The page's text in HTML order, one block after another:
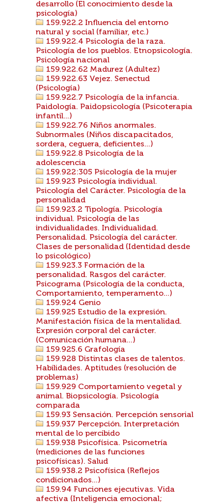
desarrollo (El conocimiento desde la
psicología)
159.922.2 Influencia del entorno
natural y social (familiar, etc.)
159.922.4 Psicología de la raza.
Psicología de los pueblos. Etnopsicología.
Psicología nacional
159.922.62 Madurez (Adultez)
159.922.63 Vejez. Senectud
(Psicología)
159.922.7 Psicología de la infancia.
Paidología. Paidopsicología (Psicoterapia
infantil...)
159.922.76 Niños anormales.
Subnormales (Niños discapacitados,
sordera, ceguera, deficientes...)
159.922.8 Psicología de la
adolescencia
159.922:305 Psicología de la mujer
159.923 Psicología individual.
Psicología del Carácter. Psicología de la
personalidad
159.923.2 Tipología. Psicología
individual. Psicología de las
individualidades. Individualidad.
Personalidad. Psicología del carácter.
Clases de personalidad (Identidad desde
lo psicológico)
159.923.3 Formación de la
personalidad. Rasgos del carácter.
Psicograma (Psicología de la conducta,
Comportamiento, temperamento...)
159.924 Genio
159.925 Estudio de la expresión.
Manifestación física de la mentalidad.
Expresión corporal del carácter.
(Comunicación humana...)
159.925.6 Grafología
159.928 Distintas clases de talentos.
Habilidades. Aptitudes (resolución de
problemas)
159.929 Comportamiento vegetal y
animal. Biopsicología. Psicología
comparada
159.93 Sensación. Percepción sensorial
159.937 Percepción. Interpretación
mental de lo percibido
159.938 Psicofísica. Psicometría
(mediciones de las funciones
psicofísicas). Salud
159.938.2 Psicofísica (Reflejos
condicionados...)
159.94 Funciones ejecutivas. Vida
afectiva (Inteligencia emocional;